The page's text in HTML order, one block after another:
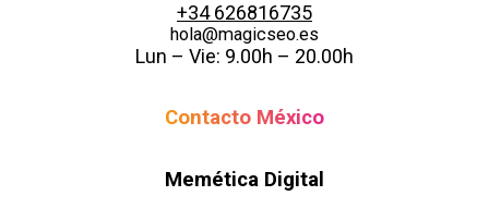
+34 626816735
se.oescigam
@aloh
Lun – Vie: 9.00h – 20.00h
Contacto México
Memética Digital